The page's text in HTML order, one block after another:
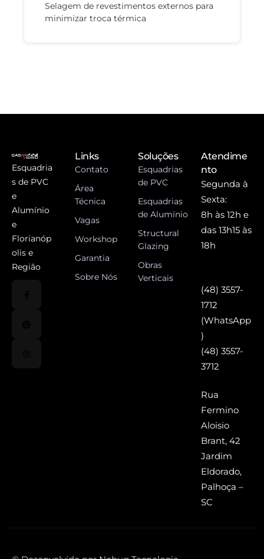
Selagem de revestimentos externos para
minimizar troca térmica
Esquadria
s de PVC
e
Alumínio
e
Florianóp
olis e
Região
Links
Contato
Área
Técnica
Vagas
Workshop
Garantia
Sobre Nós
Soluções
Esquadrias
de PVC
Esquadrias
de Alumínio
Structural
Glazing
Obras
Verticais
Atendime
nto
Segunda à
Sexta:
8h às 12h e
das 13h15 às
18h
(48) 3557-
1712
(WhatsApp
)
(48) 3557-
3712
Rua
Fermino
Aloisio
Brant, 42
Jardim
Eldorado,
Palhoça –
SC